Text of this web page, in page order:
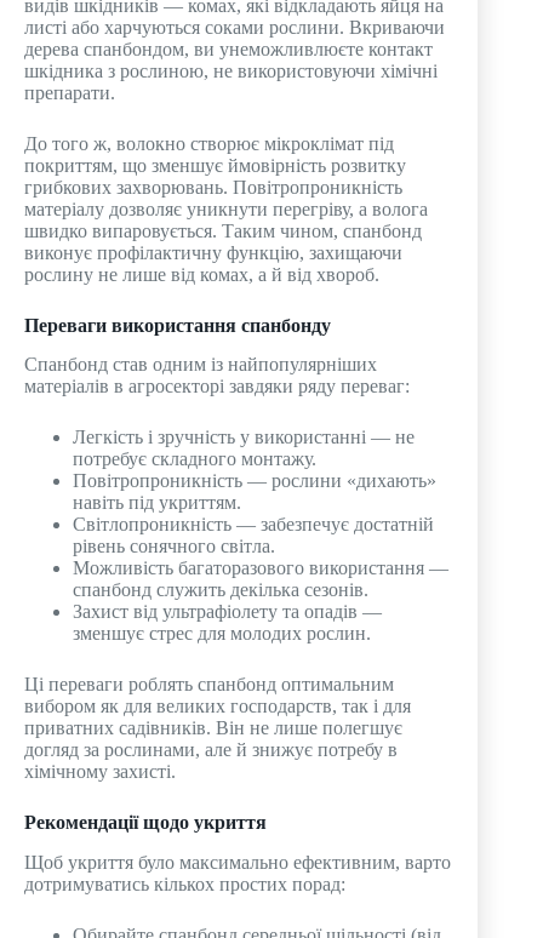
видів шкідників — комах, які відкладають яйця на
листі або харчуються соками рослини. Вкриваючи
дерева спанбондом, ви унеможливлюєте контакт
шкідника з рослиною, не використовуючи хімічні
препарати.
До того ж, волокно створює мікроклімат під
покриттям, що зменшує ймовірність розвитку
грибкових захворювань. Повітропроникність
матеріалу дозволяє уникнути перегріву, а волога
швидко випаровується. Таким чином, спанбонд
виконує профілактичну функцію, захищаючи
рослину не лише від комах, а й від хвороб.
Переваги використання спанбонду
Спанбонд став одним із найпопулярніших
матеріалів в агросекторі завдяки ряду переваг:
Легкість і зручність у використанні — не
потребує складного монтажу.
Повітропроникність — рослини «дихають»
навіть під укриттям.
Світлопроникність — забезпечує достатній
рівень сонячного світла.
Можливість багаторазового використання —
спанбонд служить декілька сезонів.
Захист від ультрафіолету та опадів —
зменшує стрес для молодих рослин.
Ці переваги роблять спанбонд оптимальним
вибором як для великих господарств, так і для
приватних садівників. Він не лише полегшує
догляд за рослинами, але й знижує потребу в
хімічному захисті.
Рекомендації щодо укриття
Щоб укриття було максимально ефективним, варто
дотримуватись кількох простих порад: